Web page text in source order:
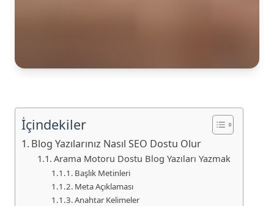
İçindekiler
Blog Yazılarınız Nasıl SEO Dostu Olur
Arama Motoru Dostu Blog Yazıları Yazmak
Başlık Metinleri
Meta Açıklaması
Anahtar Kelimeler